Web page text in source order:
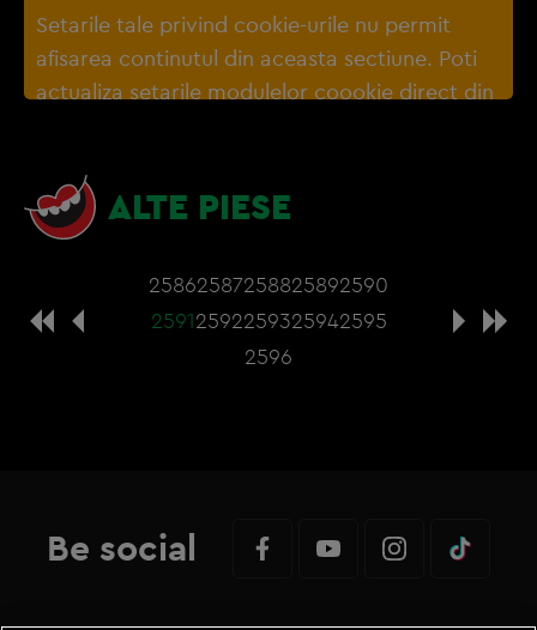
Setarile tale privind cookie-urile nu permit
afisarea continutul din aceasta sectiune. Poti
actualiza setarile modulelor coookie direct din
ALTE PIESE
25862587258825892590
25912592259325942595
2596
Be social